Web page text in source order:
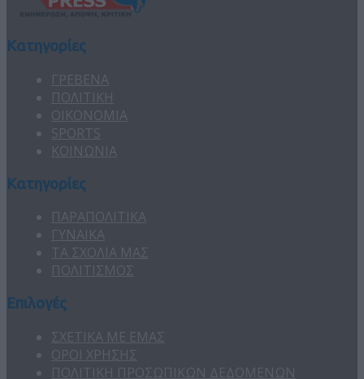
Κατηγορίες
ΓΡΕΒΕΝΑ
ΠΟΛΙΤΙΚΗ
ΟΙΚΟΝΟΜΙΑ
SPORTS
ΚΟΙΝΩΝΙΑ
Κατηγορίες
ΠΑΡΑΠΟΛΙΤΙΚΑ
ΓΥΝΑΙΚΑ
ΤΑ ΣΧΟΛΙΑ ΜΑΣ
ΠΟΛΙΤΙΣΜΟΣ
Επιλογές
ΣΧΕΤΙΚΑ ΜΕ ΕΜΑΣ
ΟΡΟΙ ΧΡΗΣΗΣ
ΠΟΛΙΤΙΚΗ ΠΡΟΣΩΠΙΚΩΝ ΔΕΔΟΜΕΝΩΝ